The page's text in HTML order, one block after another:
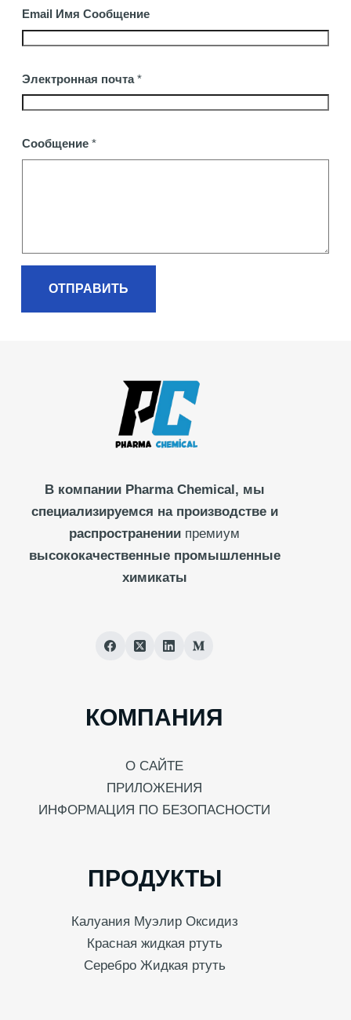
Email Имя Сообщение
Электронная почта*
Сообщение *
ОТПРАВИТЬ
В компании Pharma Chemical, мы
специализируемся на производстве и
распространении премиум
высококачественные промышленные
химикаты
КОМПАНИЯ
О САЙТЕ
ПРИЛОЖЕНИЯ
ИНФОРМАЦИЯ ПО БЕЗОПАСНОСТИ
ПРОДУКТЫ
Калуания Муэлир Оксидиз
Красная жидкая ртуть
Серебро Жидкая ртуть